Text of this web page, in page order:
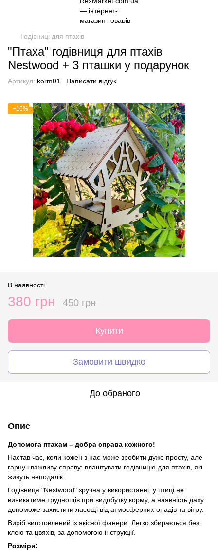
Годівниці для птахів
"Птаха" годівниця для птахів
Nestwood + 3 пташки у подарунок
Артикул: korm01 Написати відгук
−16%
В наявності
380 грн 450 грн
Купити
Замовити швидко
До обраного
Опис
Допомога птахам – добра справа кожного!
Настав час, коли кожен з нас може зробити дуже просту, але
гарну і важливу справу: влаштувати годівницю для птахів, які
живуть неподалік.
Годівниця "Nestwood" зручна у використанні, у птиці не
виникатиме труднощів при видобутку корму, а наявність даху
допоможе захистити ласощі від атмосферних опадів та вітру.
Виріб виготовлений із якісної фанери. Легко збирається без
клею та цвяхів, за допомогою інструкції.
Розміри: